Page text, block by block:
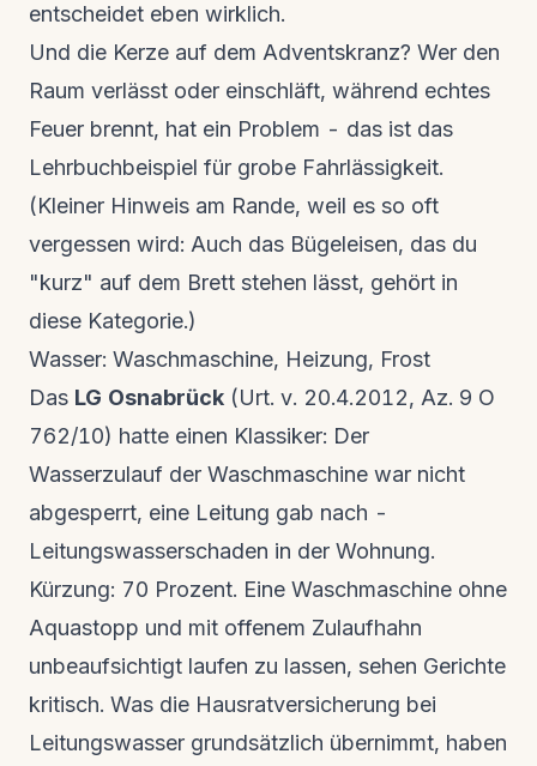
entscheidet eben wirklich.
Und die Kerze auf dem Adventskranz? Wer den
Raum verlässt oder einschläft, während echtes
Feuer brennt, hat ein Problem - das ist das
Lehrbuchbeispiel für grobe Fahrlässigkeit.
(Kleiner Hinweis am Rande, weil es so oft
vergessen wird: Auch das Bügeleisen, das du
"kurz" auf dem Brett stehen lässt, gehört in
diese Kategorie.)
Wasser: Waschmaschine, Heizung, Frost
Das LG Osnabrück (Urt. v. 20.4.2012, Az. 9 O
762/10) hatte einen Klassiker: Der
Wasserzulauf der Waschmaschine war nicht
abgesperrt, eine Leitung gab nach -
Leitungswasserschaden in der Wohnung.
Kürzung: 70 Prozent. Eine Waschmaschine ohne
Aquastopp und mit offenem Zulaufhahn
unbeaufsichtigt laufen zu lassen, sehen Gerichte
kritisch. Was die Hausratversicherung bei
Leitungswasser grundsätzlich übernimmt, haben